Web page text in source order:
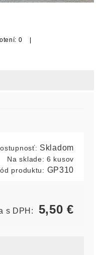
0 |
Skladom
Na sklade:6 kusov
produktu: GP310
s DPH: 5,50€